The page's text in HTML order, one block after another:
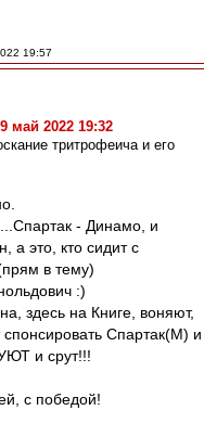
19:57
май 2022 19:32
тритрофеича и его
- Динамо, и
а это, кто сидит с
в тему)
:)
здесь на Книге, воняют,
спонсировать Спартак(М) и
и срут!!!
с победой!